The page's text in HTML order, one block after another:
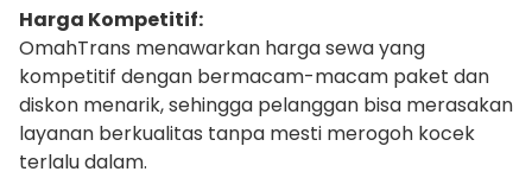
Harga Kompetitif:
OmahTrans menawarkan harga sewa yang
kompetitif dengan bermacam-macam paket dan
diskon menarik, sehingga pelanggan bisa merasakan
layanan berkualitas tanpa mesti merogoh kocek
terlalu dalam.